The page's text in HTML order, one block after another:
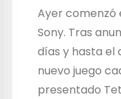
Ayer
Sony. Tras
días y hasta el
nuevo juego
presentado